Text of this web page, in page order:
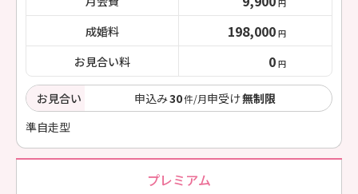
円
成婚料 198,000 円
お見合い料 0 円
お見合い 申込み30件/月申受け無制限
準自走型
プレミアム